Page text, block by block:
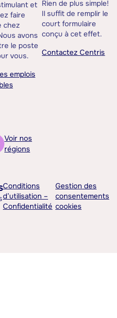
et
faire
chez
avons
le poste
vous.
emplois
Rien de plus simple!
Il suffit de remplir le
court formulaire
conçu à cet effet.
Contactez Centris
Voir nos
régions
Conditions
d’utilisation –
Confidentialité
Gestion des
consentements
cookies